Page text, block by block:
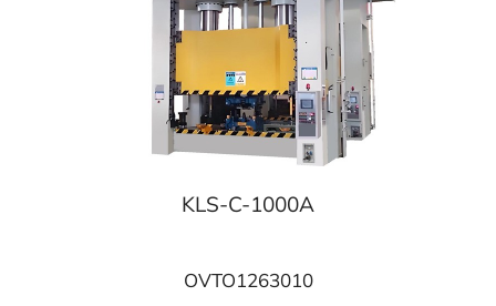
KLS-C-1000A
OVTO1263010